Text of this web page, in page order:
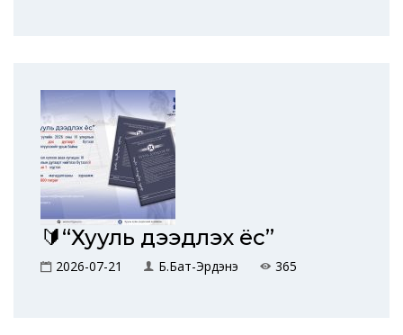
🔰“Хууль дээдлэх ёс”
2026-07-21 Б.Бат-Эрдэнэ 365